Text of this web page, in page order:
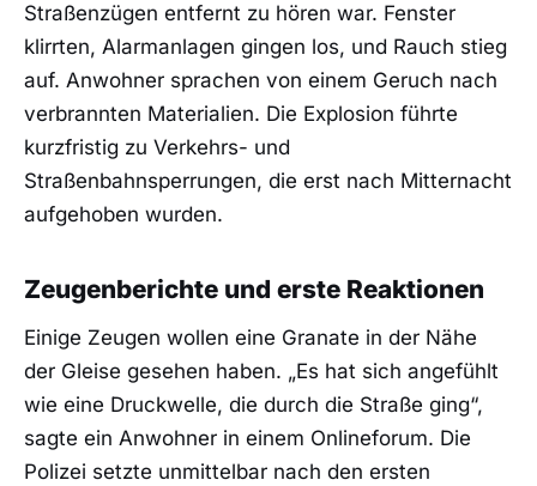
Straßenzügen entfernt zu hören war. Fenster
klirrten, Alarmanlagen gingen los, und Rauch stieg
auf. Anwohner sprachen von einem Geruch nach
verbrannten Materialien. Die Explosion führte
kurzfristig zu Verkehrs- und
Straßenbahnsperrungen, die erst nach Mitternacht
aufgehoben wurden.
Zeugenberichte und erste Reaktionen
Einige Zeugen wollen eine Granate in der Nähe
der Gleise gesehen haben. „Es hat sich angefühlt
wie eine Druckwelle, die durch die Straße ging“,
sagte ein Anwohner in einem Onlineforum. Die
Polizei setzte unmittelbar nach den ersten